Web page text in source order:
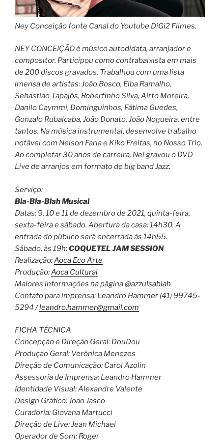
Ney Conceição fonte Canal do Youtube DiGi2 Filmes.
NEY CONCEIÇÃO é músico autodidata, arranjador e
compositor. Participou como contrabaixista em mais
de 200 discos gravados. Trabalhou com uma lista
imensa de artistas: João Bosco, Elba Ramalho,
Sebastião Tapajós, Robertinho Silva, Airto Moreira,
Danilo Caymmi, Dominguinhos, Fátima Guedes,
Gonzalo Rubalcaba, João Donato, João Nogueira, entre
tantos. Na música instrumental, desenvolve trabalho
notável com Nelson Faria e Kiko Freitas, no Nosso Trio.
Ao completar 30 anos de carreira, Nei gravou o DVD
Live de arranjos em formato de big band Jazz.
Serviço:
Bla-Bla-Blah Musical
Datas: 9, 10 e 11 de dezembro de 2021, quinta-feira,
sexta-feira e sábado. Abertura da casa: 14h30. A
entrada do público será encerrada às 14h55.
Sábado, às 19h:COQUETEL JAM SESSION
Realização:Aoca Eco Arte
Produção:Aoca Cultural
Maiores informações na página@azzulsabiah
Contato para imprensa: Leandro Hammer (41) 99745-
5294 /leandro.hammer@gmail.com
FICHA TÉCNICA
Concepção e Direção Geral: DouDou
Produção Geral: Verônica Menezes
Direção de Comunicação: Carol Azolin
Assessoria de Imprensa: Leandro Hammer
Identidade Visual: Alexandre Valente
Design Gráfico: João Jasco
Curadoria: Giovana Martucci
Direção de Live: Jean Michael
Operador de Som: Roger